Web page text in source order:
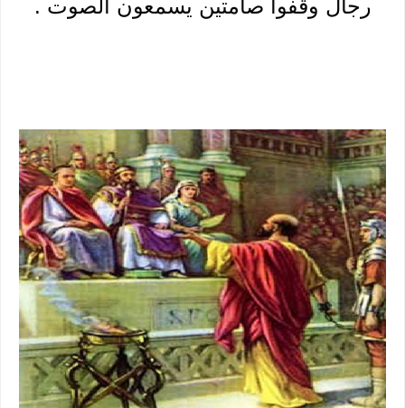
رجال وقفوا صامتين يسمعون الصوت .